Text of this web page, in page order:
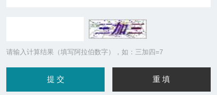
请输入计算结果（填写阿拉伯数字），如：三加四=7